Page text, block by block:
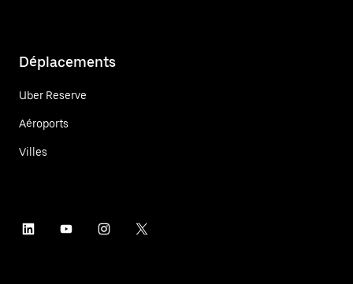
Déplacements
Uber Reserve
Aéroports
Villes